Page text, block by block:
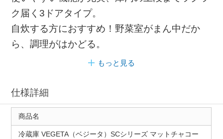
ク届く3ドアタイプ。
自炊する方におすすめ！野菜室がまん中だか
ら、調理がはかどる。
もっと見る
仕様詳細
商品名
冷蔵庫 VEGETA（ベジータ）SCシリーズ マットチャコー